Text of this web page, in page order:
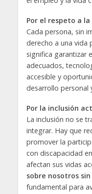
Por el respeto a
Cada persona, sin
derecho a una vida
significa garantizar
adecuados,
accesible y
desarrollo personal
Por la inclusión
La inclusión no se
integrar. Hay que
promover la
con discapacidad
afectan sus vidas
sobre nosotros
fundamental para